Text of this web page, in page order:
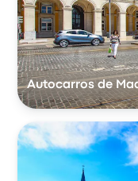
Autocarros de